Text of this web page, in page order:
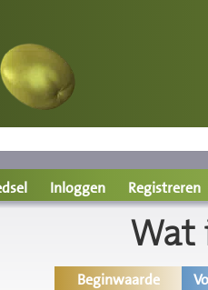
Inloggen Registreren
Wat
Beginwaarde